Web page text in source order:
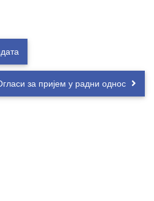
за пријем у радни однос